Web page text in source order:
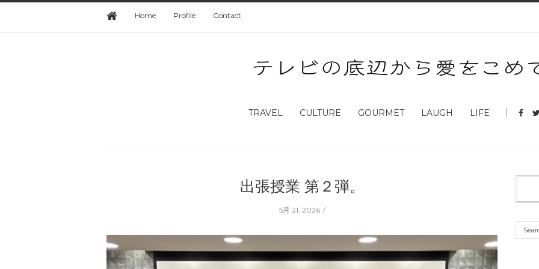
Home Profile Contact
TRAVEL CULTURE GOURMET LAUGH LIFE
出張授業 第２弾。
5月 21, 2026